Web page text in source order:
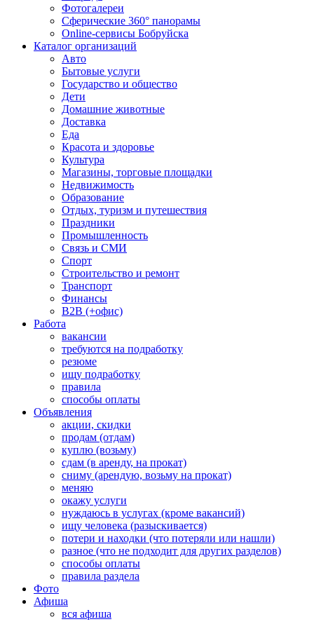
Фотогалереи
Сферические 360° панорамы
Online-сервисы Бобруйска
Каталог организаций
Авто
Бытовые услуги
Государство и общество
Дети
Домашние животные
Доставка
Еда
Красота и здоровье
Культура
Магазины, торговые площадки
Недвижимость
Образование
Отдых, туризм и путешествия
Праздники
Промышленность
Связь и СМИ
Спорт
Строительство и ремонт
Транспорт
Финансы
B2B (+офис)
Работа
вакансии
требуются на подработку
резюме
ищу подработку
правила
способы оплаты
Объявления
акции, скидки
продам (отдам)
куплю (возьму)
сдам (в аренду, на прокат)
сниму (арендую, возьму на прокат)
меняю
окажу услуги
нуждаюсь в услугах (кроме вакансий)
ищу человека (разыскивается)
потери и находки (что потеряли или нашли)
разное (что не подходит для других разделов)
способы оплаты
правила раздела
Фото
Афиша
вся афиша